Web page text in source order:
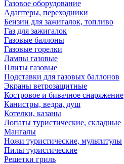
Газовое оборудование
Адаптеры, переходники
Бензин для зажигалок, топливо
Газ для зажигалок
Газовые баллоны
Газовые горелки
Лампы газовые
Плиты газовые
Подставки для газовых баллонов
Экраны ветрозащитные
Костровое и бивачное снаряжение
Канистры, ведра, душ
Котелки, казаны
Лопаты туристические, складные
Мангалы
Ножи туристические, мультитулы
Пилы туристические
Решетки гриль